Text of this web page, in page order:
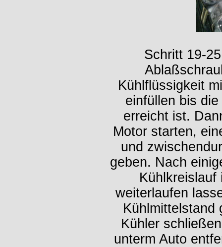
Schritt 19-
Kühlflüssigkeit
einfüllen bis
erreicht ist.
Motor starten,
und
geben. Nach
weiterlaufen
Kühlmittelstand
Kühler
unterm Auto